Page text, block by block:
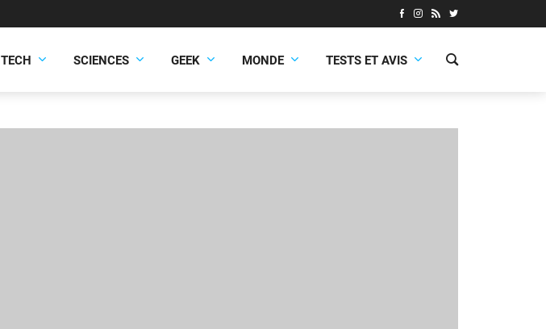
TECH SCIENCES GEEK MONDE TESTS ET AVIS